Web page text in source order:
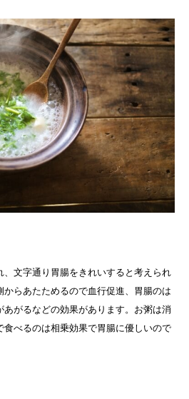
、文字通り胃腸をきれいすると考えられ
らあたためるので血行促進、胃腸のは
がるなどの効果があります。お粥は消
べるのは相乗効果で胃腸に優しいので